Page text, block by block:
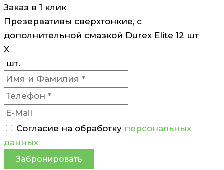
Заказ в 1 клик
Презервативы сверхтонкие, с
дополнительной смазкой Durex Elite 12 шт
X
шт.
Согласие на обработку персональных
данных
Забронировать